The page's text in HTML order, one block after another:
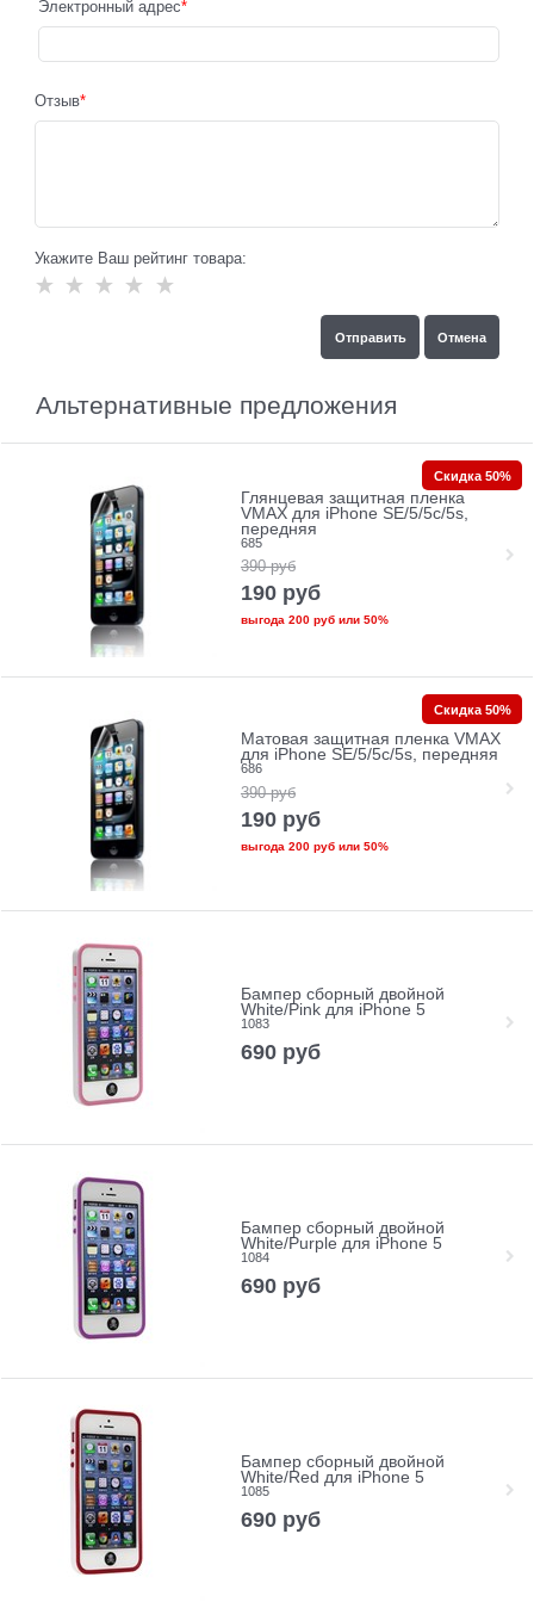
Электронный адрес
Отзыв
Укажите Ваш рейтинг товара:
Альтернативные предложения
Глянцевая защитная пленка
VMAX для iPhone SE/5/5c/5s,
передняя
685
390 руб
190 руб
выгода 200 рубили 50%
Скидка 50%
Матовая защитная пленка VMAX
для iPhone SE/5/5c/5s, передняя
686
390 руб
190 руб
выгода 200 рубили 50%
Скидка 50%
Бампер сборный двойной
White/Pink для iPhone 5
1083
690 руб
Бампер сборный двойной
White/Purple для iPhone 5
1084
690 руб
Бампер сборный двойной
White/Red для iPhone 5
1085
690 руб